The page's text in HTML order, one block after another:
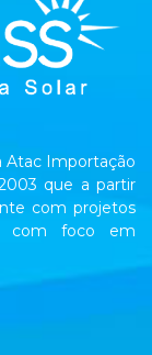
Atac Importação
que a partir
com projetos
com foco em